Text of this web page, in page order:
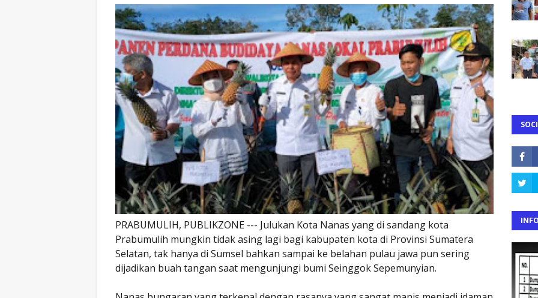
PRABUMULIH, PUBLIKZONE --- Julukan Kota Nanas yang di sandang kota
Prabumulih mungkin tidak asing lagi bagi kabupaten kota di Provinsi Sumatera
Selatan, tak hanya di Sumsel bahkan sampai ke belahan pulau jawa pun sering
dijadikan buah tangan saat mengunjungi bumi Seinggok Sepemunyian.